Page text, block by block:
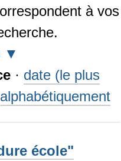
à vos
· date (le plus
alphabétiquement
école"